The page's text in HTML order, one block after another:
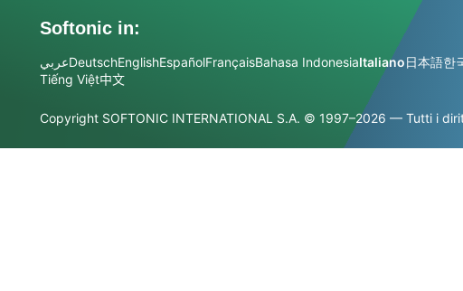
Softonic in:
عربيDeutschEnglishEspañolFrançaisBahasa IndonesiaItaliano日本語한
Tiếng Việt中文
Copyright SOFTONIC INTERNATIONAL S.A. © 1997–2026 — Tutti i